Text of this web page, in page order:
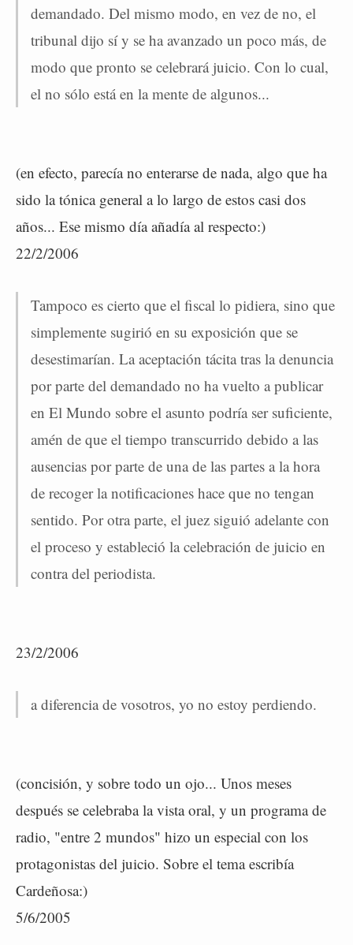
demandado. Del mismo modo, en vez de no, el
tribunal dijo sí y se ha avanzado un poco más, de
modo que pronto se celebrará juicio. Con lo cual,
el no sólo está en la mente de algunos...
(en efecto, parecía no enterarse de nada, algo que ha
sido la tónica general a lo largo de estos casi dos
años... Ese mismo día añadía al respecto:)
22/2/2006
Tampoco es cierto que el fiscal lo pidiera, sino que
simplemente sugirió en su exposición que se
desestimarían. La aceptación tácita tras la denuncia
por parte del demandado ­no ha vuelto a publicar
en El Mundo sobre el asunto­ podría ser suficiente,
amén de que el tiempo transcurrido debido a las
ausencias por parte de una de las partes a la hora
de recoger la notificaciones hace que no tengan
sentido. Por otra parte, el juez siguió adelante con
el proceso y estableció la celebración de juicio en
contra del periodista.
23/2/2006
a diferencia de vosotros, yo no estoy perdiendo.
(concisión, y sobre todo un ojo... Unos meses
después se celebraba la vista oral, y un programa de
radio, "entre 2 mundos" hizo un especial con los
protagonistas del juicio. Sobre el tema escribía
Cardeñosa:)
5/6/2005